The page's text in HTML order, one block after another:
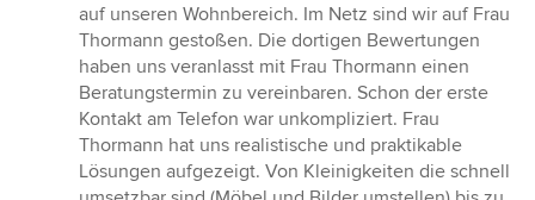
5
Sternen
auf unseren Wohnbereich. Im Netz sind wir auf Frau
Thormann gestoßen. Die dortigen Bewertungen
haben uns veranlasst mit Frau Thormann einen
Beratungstermin zu vereinbaren. Schon der erste
Kontakt am Telefon war unkompliziert. Frau
Thormann hat uns realistische und praktikable
Lösungen aufgezeigt. Von Kleinigkeiten die schnell